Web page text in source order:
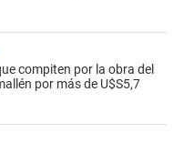
compiten por la obra del
por más de U$S5,7